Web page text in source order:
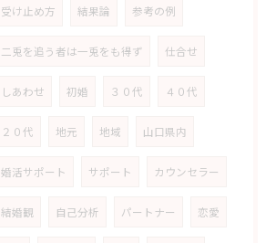
受け止め方 結果論 参考の例
二兎を追う者は一兎をも得ず 仕合せ
しあわせ 初婚 ３０代 ４０代
２０代 地元 地域 山口県内
婚活サポート サポート カウンセラー
結婚観 自己分析 パートナー 恋愛